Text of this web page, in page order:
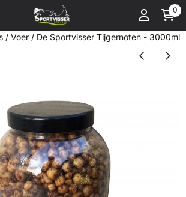
momenteel gesloten. 0
/ Voer / De Sportvisser Tijgernoten - 3000ml